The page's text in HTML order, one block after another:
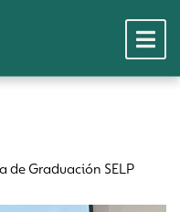
de Graduación SELP